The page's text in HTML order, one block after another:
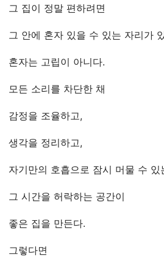
그 집이 정말 편하려면
그 안에 혼자 있을 수 있는 자리가
혼자는 고립이 아니다.
모든 소리를 차단한 채
감정을 조율하고,
생각을 정리하고,
자기만의 호흡으로 잠시 머물 수 있
그 시간을 허락하는 공간이
좋은 집을 만든다.
그렇다면